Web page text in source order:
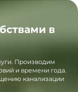
в
Производим
и времени года.
канализации